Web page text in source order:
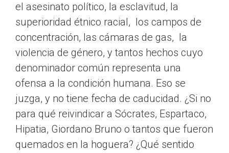
el asesinato político, la esclavitud, la
superioridad étnico racial, los campos de
concentración, las cámaras de gas, la
violencia de género, y tantos hechos cuyo
denominador común representa una
ofensa a la condición humana. Eso se
juzga, y no tiene fecha de caducidad. ¿Si no
para qué reivindicar a Sócrates, Espartaco,
Hipatia, Giordano Bruno o tantos que fueron
quemados en la hoguera? ¿Qué sentido